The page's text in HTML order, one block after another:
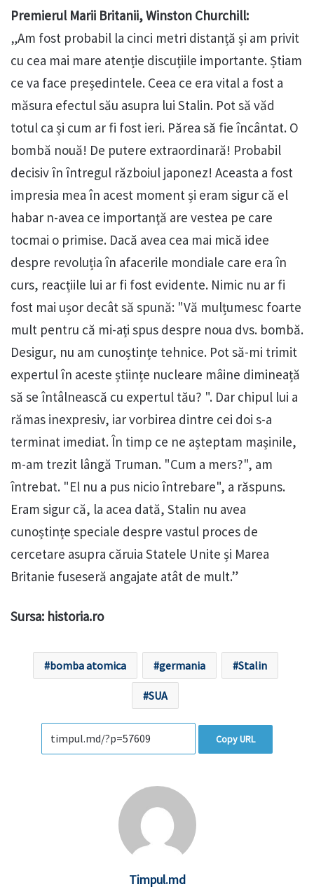
Premierul Marii Britanii, Winston Churchill:
„Am fost probabil la cinci metri distanță și am privit
cu cea mai mare atenție discuțiile importante. Știam
ce va face președintele. Ceea ce era vital a fost a
măsura efectul său asupra lui Stalin. Pot să văd
totul ca și cum ar fi fost ieri. Părea să fie încântat. O
bombă nouă! De putere extraordinară! Probabil
decisiv în întregul războiul japonez! Aceasta a fost
impresia mea în acest moment și eram sigur că el
habar n-avea ce importanţă are vestea pe care
tocmai o primise. Dacă avea cea mai mică idee
despre revoluția în afacerile mondiale care era în
curs, reacțiile lui ar fi fost evidente. Nimic nu ar fi
fost mai ușor decât să spună: "Vă mulțumesc foarte
mult pentru că mi-ați spus despre noua dvs. bombă.
Desigur, nu am cunoștințe tehnice. Pot să-mi trimit
expertul în aceste științe nucleare mâine dimineață
să se întâlnească cu expertul tău? ". Dar chipul lui a
rămas inexpresiv, iar vorbirea dintre cei doi s-a
terminat imediat. În timp ce ne așteptam mașinile,
m-am trezit lângă Truman. "Cum a mers?", am
întrebat. "El nu a pus nicio întrebare", a răspuns.
Eram sigur că, la acea dată, Stalin nu avea
cunoștințe speciale despre vastul proces de
cercetare asupra căruia Statele Unite și Marea
Britanie fuseseră angajate atât de mult.”
Sursa: historia.ro
bomba atomica germania Stalin
SUA
Copy URL
Timpul.md